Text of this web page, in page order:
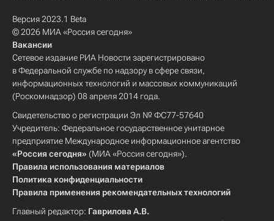
Версия 2023.1 Beta
© 2026 МИА «Россия сегодня»
Вакансии
Сетевое издание РИА Новости зарегистрировано
в Федеральной службе по надзору в сфере связи,
информационных технологий и массовых коммуникаций
(Роскомнадзор) 08 апреля 2014 года.
Свидетельство о регистрации Эл № ФС77-57640
Учредитель: Федеральное государственное унитарное
предприятие Международное информационное агентство
«Россия сегодня» (МИА «Россия сегодня»).
Правила использования материалов
Политика конфиденциальности
Правила применения рекомендательных технологий
Главный редактор: Гаврилова А.В.